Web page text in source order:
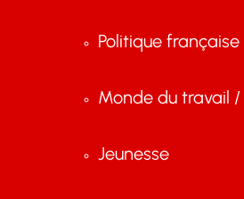
Politique française
Monde du travail
Jeunesse